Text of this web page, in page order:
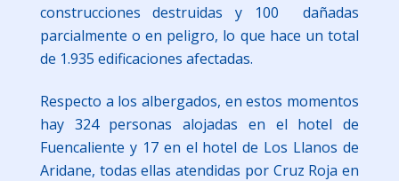
construcciones destruidas y 100 dañadas
parcialmente o en peligro, lo que hace un total
de 1.935 edificaciones afectadas.
Respecto a los albergados, en estos momentos
hay 324 personas alojadas en el hotel de
Fuencaliente y 17 en el hotel de Los Llanos de
Aridane, todas ellas atendidas por Cruz Roja en